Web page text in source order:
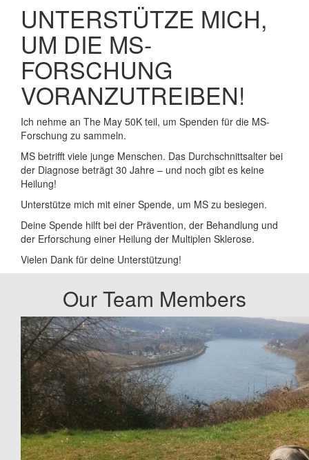
UNTERSTÜTZE MICH,
UM DIE MS-
FORSCHUNG
VORANZUTREIBEN!
Ich nehme an The May 50K teil, um Spenden für die MS-
Forschung zu sammeln.
MS betrifft viele junge Menschen. Das Durchschnittsalter bei
der Diagnose beträgt 30 Jahre – und noch gibt es keine
Heilung!
Unterstütze mich mit einer Spende, um MS zu besiegen.
Deine Spende hilft bei der Prävention, der Behandlung und
der Erforschung einer Heilung der Multiplen Sklerose.
Vielen Dank für deine Unterstützung!
Our Team Members